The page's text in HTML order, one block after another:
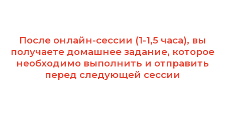
После онлайн-сессии (1-1,5 часа), вы
получаете домашнее задание, которое
необходимо выполнить и отправить
перед следующей сессии